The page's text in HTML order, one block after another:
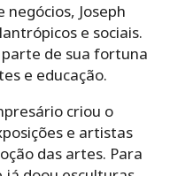
Joseph
e sociais.
de sua fortuna
e educação.
criou o
e artistas
das artes. Para